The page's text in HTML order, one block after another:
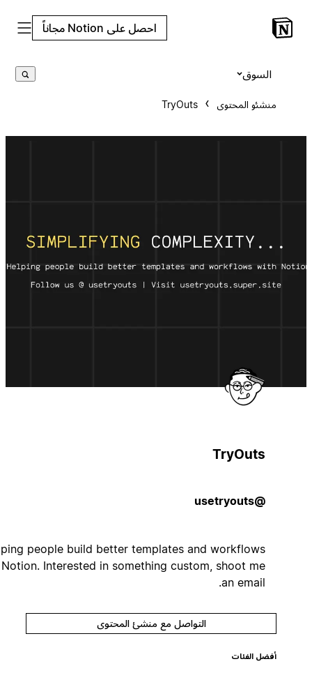
احصل على Notion مجاناً
منشئو المحتوى TryOuts
TryOuts
Helping people build better templates and workflows
with Notion. Interested in something custom, shoot me
an email.
التواصل مع منشئ المحتوى
أفضل الفئات